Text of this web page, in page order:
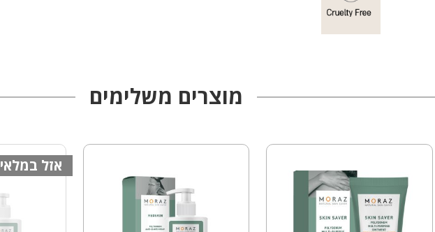
מוצרים משלימים
אזל במלאי